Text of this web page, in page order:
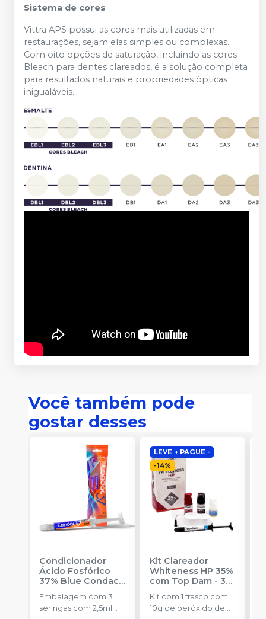
Sistema de cores
Vittra APS possui as cores mais utilizadas em
restaurações, sejam elas simples ou complexas.
Com oito opções de saturação, incluindo as cores
Bleach para dentes clareados, é a solução completa
para resultados naturais e propriedades ópticas
inigualáveis.
Você também pode
gostar desses
Condicionador
Ácido Fosfórico
37% Blue Condac-
FGM
Embalagem com 3
seringas com 2,5ml
LEVE + PAGUE -
-14%
Kit Clareador
Whiteness HP 35%
com Top Dam - 3
Pacientes
Kit com 1 frasco com
10g de peróxido de